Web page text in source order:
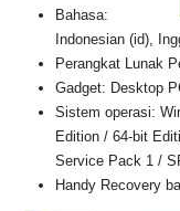
Bahasa:
Indonesian (id),
Perangkat Lunak
Gadget: Desktop
Sistem operasi:
Edition / 64-bit
Service Pack 1 /
Handy Recovery